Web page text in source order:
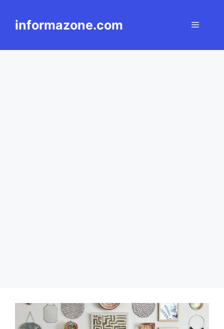
informazone.com Menu